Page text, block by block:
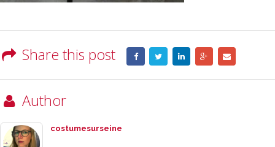
Share this post
Author
costumesurseine